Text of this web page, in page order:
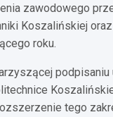
zawodowego
Koszalińskiej
roku.
tego